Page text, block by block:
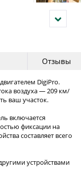
Отзывы
DigiPro.
воздуха — 209 км/
ваш участок.
включается
фиксации на
составляет всего
устройствами